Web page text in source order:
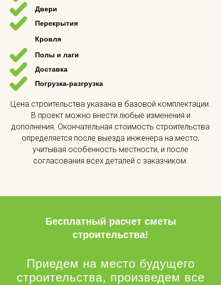
Двери
Перекрытия
Кровля
Полы и лаги
Доставка
Погрузка-разгрузка
Цена строительства указана в базовой комплектации.
В проект можно внести любые изменения и
дополнения. Окончательная стоимость строительства
определяется после выезда инженера на место,
учитывая особенность местности, и после
согласования всех деталей с заказчиком.
Бесплатный расчет сметы
строительства!
Приедем на место будущего
строительства, произведем все